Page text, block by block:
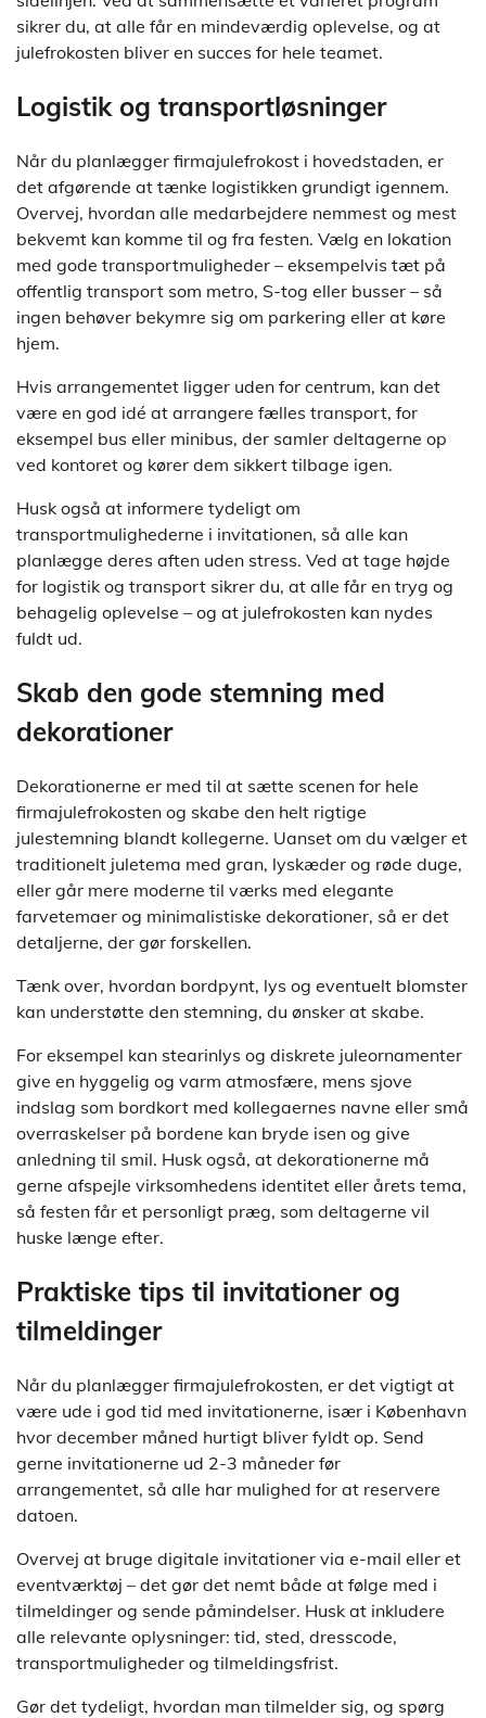
sikrer du, at alle får en mindeværdig oplevelse, og at
julefrokosten bliver en succes for hele teamet.
Logistik og transportløsninger
Når du planlægger firmajulefrokost i hovedstaden, er
det afgørende at tænke logistikken grundigt igennem.
Overvej, hvordan alle medarbejdere nemmest og mest
bekvemt kan komme til og fra festen. Vælg en lokation
med gode transportmuligheder – eksempelvis tæt på
offentlig transport som metro, S-tog eller busser – så
ingen behøver bekymre sig om parkering eller at køre
hjem.
Hvis arrangementet ligger uden for centrum, kan det
være en god idé at arrangere fælles transport, for
eksempel bus eller minibus, der samler deltagerne op
ved kontoret og kører dem sikkert tilbage igen.
Husk også at informere tydeligt om
transportmulighederne i invitationen, så alle kan
planlægge deres aften uden stress. Ved at tage højde
for logistik og transport sikrer du, at alle får en tryg og
behagelig oplevelse – og at julefrokosten kan nydes
fuldt ud.
Skab den gode stemning med
dekorationer
Dekorationerne er med til at sætte scenen for hele
firmajulefrokosten og skabe den helt rigtige
julestemning blandt kollegerne. Uanset om du vælger et
traditionelt juletema med gran, lyskæder og røde duge,
eller går mere moderne til værks med elegante
farvetemaer og minimalistiske dekorationer, så er det
detaljerne, der gør forskellen.
Tænk over, hvordan bordpynt, lys og eventuelt blomster
kan understøtte den stemning, du ønsker at skabe.
For eksempel kan stearinlys og diskrete juleornamenter
give en hyggelig og varm atmosfære, mens sjove
indslag som bordkort med kollegaernes navne eller små
overraskelser på bordene kan bryde isen og give
anledning til smil. Husk også, at dekorationerne må
gerne afspejle virksomhedens identitet eller årets tema,
så festen får et personligt præg, som deltagerne vil
huske længe efter.
Praktiske tips til invitationer og
tilmeldinger
Når du planlægger firmajulefrokosten, er det vigtigt at
være ude i god tid med invitationerne, især i København
hvor december måned hurtigt bliver fyldt op. Send
gerne invitationerne ud 2-3 måneder før
arrangementet, så alle har mulighed for at reservere
datoen.
Overvej at bruge digitale invitationer via e-mail eller et
eventværktøj – det gør det nemt både at følge med i
tilmeldinger og sende påmindelser. Husk at inkludere
alle relevante oplysninger: tid, sted, dresscode,
transportmuligheder og tilmeldingsfrist.
Gør det tydeligt, hvordan man tilmelder sig, og spørg